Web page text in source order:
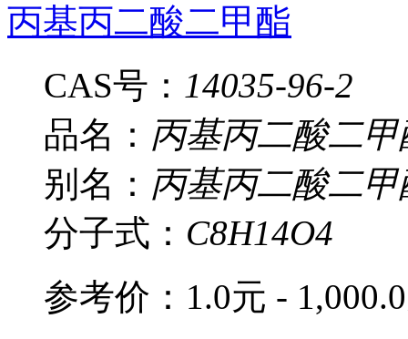
丙基丙二酸二甲酯
CAS号： 14035-96-2
品名： 丙基丙二酸二甲
别名： 丙基丙二酸二甲
分子式： C8H14O4
参考价： 1.0元 -